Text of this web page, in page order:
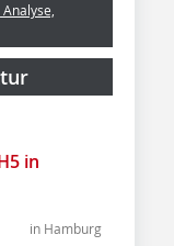
in
in Hamburg